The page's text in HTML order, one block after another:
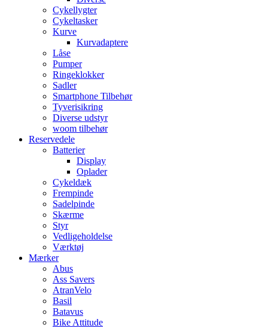
Cykellygter
Cykeltasker
Kurve
Kurvadaptere
Låse
Pumper
Ringeklokker
Sadler
Smartphone Tilbehør
Tyverisikring
Diverse udstyr
woom tilbehør
Reservedele
Batterier
Display
Oplader
Cykeldæk
Frempinde
Sadelpinde
Skærme
Styr
Vedligeholdelse
Værktøj
Mærker
Abus
Ass Savers
AtranVelo
Basil
Batavus
Bike Attitude